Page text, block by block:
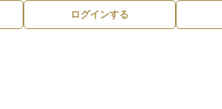
ログインする